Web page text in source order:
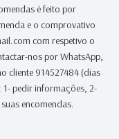
é feito por
e o comprovativo
com respetivo o
nos por WhatsApp,
cliente 914527484 (dias
1- pedir informações, 2-
encomendas.